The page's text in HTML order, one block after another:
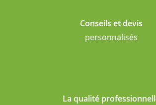
Conseils et devis
personnalisés
La qualité